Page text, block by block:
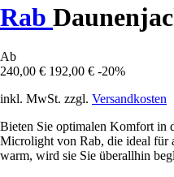
Rab
Ab
240,00 € 192,00 € -20%
inkl. MwSt. zzgl. Versandkosten
Bieten Sie optimalen Komfort in
Microlight von Rab, die ideal für
warm, wird sie Sie überallhin